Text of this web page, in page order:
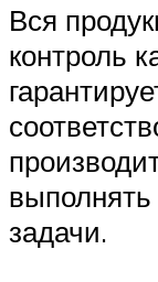
Вся
контроль
задачи.